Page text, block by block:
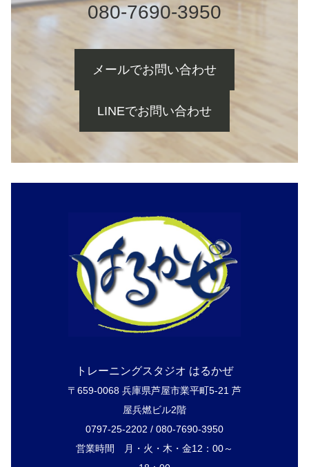
080-7690-3950
メールでお問い合わせ
LINEでお問い合わせ
トレーニングスタジオ はるかぜ
〒659-0068 兵庫県芦屋市業平町5-21 芦
屋兵燃ビル2階
0797-25-2202 / 080-7690-3950
営業時間 月・火・木・金12：00～